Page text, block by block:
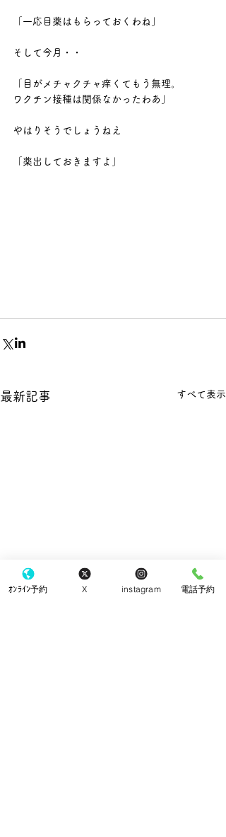
「一応目薬はもらっておくわね」
そして今月・・
「目がメチャクチャ痒くてもう無理。
ワクチン接種は関係なかったわあ」
やはりそうでしょうねえ
「薬出しておきますよ」
最新記事 すべて表示
ｵﾝﾗｲﾝ予約 X instagram 電話予約